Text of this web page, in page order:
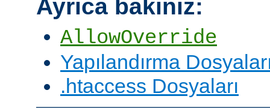
Ayrıca bakınız:
AllowOverride
Yapılandırma
.htaccess Dosyaları